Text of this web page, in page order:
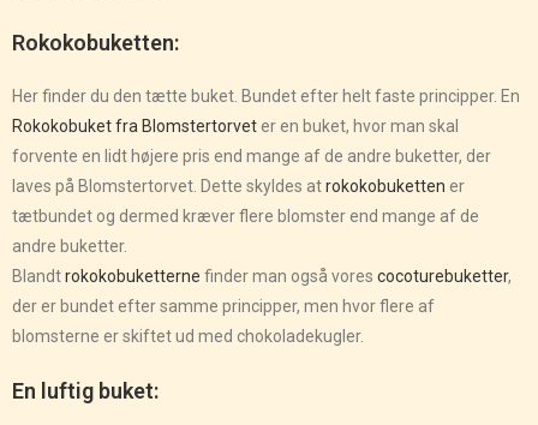
Rokokobuketten:
Her finder du den tætte buket. Bundet efter helt faste principper. En
Rokokobuket fra Blomstertorveter en buket, hvor man skal
forvente en lidt højere pris end mange af de andre buketter, der
laves på Blomstertorvet. Dette skyldes atrokokobuketten er
tætbundet og dermed kræver flere blomster end mange af de
andre buketter.
Blandtrokokobuketterne finder man også vores cocoturebuketter,
der er bundet efter samme principper, men hvor flere af
blomsterne er skiftet ud med chokoladekugler.
En luftig buket: